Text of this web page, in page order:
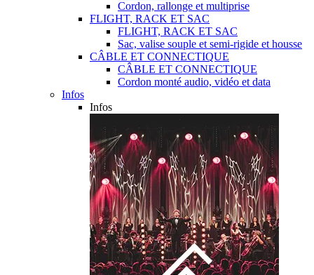
Cordon, rallonge et multiprise
FLIGHT, RACK ET SAC
FLIGHT, RACK ET SAC
Sac, valise souple et semi-rigide et housse
CÂBLE ET CONNECTIQUE
CÂBLE ET CONNECTIQUE
Cordon monté audio, vidéo et data
Infos
Infos